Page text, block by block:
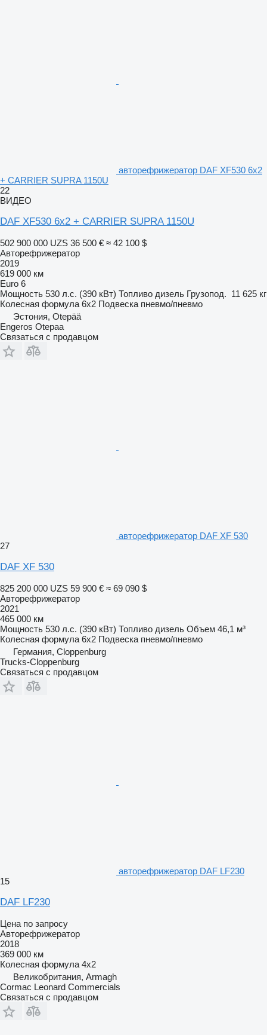
авторефрижератор DAF XF530 6x2
+ CARRIER SUPRA 1150U
22
ВИДЕО
DAF XF530 6x2 + CARRIER SUPRA 1150U
502 900 000 UZS 36 500 € ≈ 42 100 $
Авторефрижератор
2019
619 000 км
Euro 6
Мощность 530 л.с. (390 кВт) Топливо дизель Грузопод. 11 625 кг
Колесная формула 6x2 Подвеска пневмо/пневмо
Эстония, Otepää
Engeros Otepaa
Связаться с продавцом
авторефрижератор DAF XF 530
27
DAF XF 530
825 200 000 UZS 59 900 € ≈ 69 090 $
Авторефрижератор
2021
465 000 км
Мощность 530 л.с. (390 кВт) Топливо дизель Объем 46,1 м³
Колесная формула 6x2 Подвеска пневмо/пневмо
Германия, Cloppenburg
Trucks-Cloppenburg
Связаться с продавцом
авторефрижератор DAF LF230
15
DAF LF230
Цена по запросу
Авторефрижератор
2018
369 000 км
Колесная формула 4x2
Великобритания, Armagh
Cormac Leonard Commercials
Связаться с продавцом